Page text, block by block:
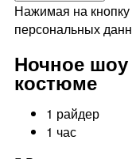
Нажимая на кнопку
персональных
Ночное
костюме
1 райдер
1 час